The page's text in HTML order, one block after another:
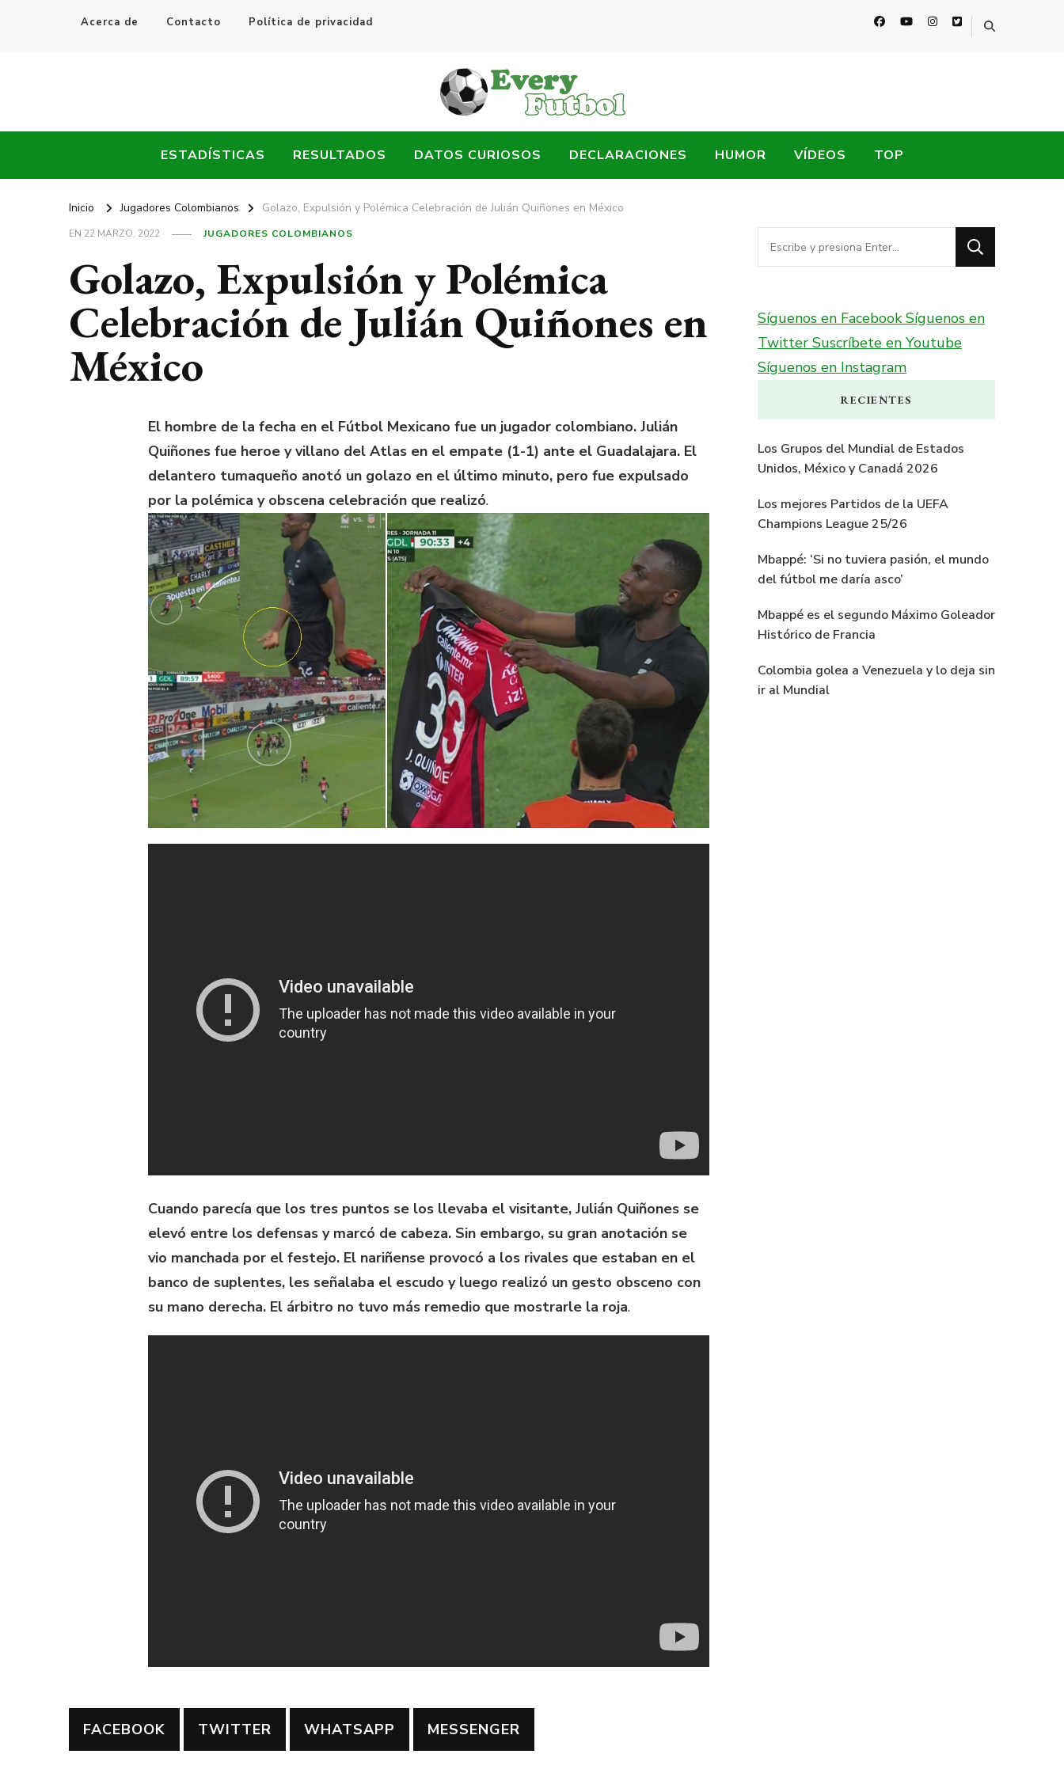
Acerca de Contacto Política de privacidad
Every Fútbol
ESTADÍSTICAS RESULTADOS DATOS CURIOSOS DECLARACIONES HUMOR VÍDEOS TOP
Inicio Jugadores Colombianos Golazo, Expulsión y Polémica Celebración de Julián Quiñones en México
EN 22 MARZO, 2022 JUGADORES COLOMBIANOS
Golazo, Expulsión y Polémica
Celebración de Julián Quiñones en
México
El hombre de la fecha en el Fútbol Mexicano fue un jugador colombiano. Julián
Quiñones fue heroe y villano del Atlas en el empate (1-1) ante el Guadalajara. El
delantero tumaqueño anotó un golazo en el último minuto, pero fue expulsado
por la polémica y obscena celebración que realizó.
Cuando parecía que los tres puntos se los llevaba el visitante, Julián Quiñones se
elevó entre los defensas y marcó de cabeza. Sin embargo, su gran anotación se
vio manchada por el festejo. El nariñense provocó a los rivales que estaban en el
banco de suplentes, les señalaba el escudo y luego realizó un gesto obsceno con
su mano derecha. El árbitro no tuvo más remedio que mostrarle la roja.
FACEBOOK TWITTER WHATSAPP MESSENGER
¿Buscas
algo?
Síguenos en FacebookSíguenos en
Twitter Suscríbete en Youtube
Síguenos en Instagram
RECIENTES
Los Grupos del Mundial de Estados
Unidos, México y Canadá 2026
Los mejores Partidos de la UEFA
Champions League 25/26
Mbappé: ‘Si no tuviera pasión, el mundo
del fútbol me daría asco’
Mbappé es el segundo Máximo Goleador
Histórico de Francia
Colombia golea a Venezuela y lo deja sin
ir al Mundial